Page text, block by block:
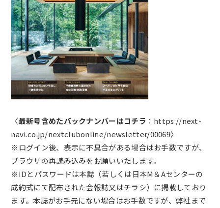
〈最新号含めたバックナンバーはコチラ ： https://next-
navi.co.jp/nextclubonline/newsletter/00069〉
※ログイン後、表示に不具合がある場合はお手数ですが、
ブラウザの再読み込みをお願いいたします。
※IDとパスワードは本誌（若しくは日本M＆Aセンターの
成約式にて配布された会報誌又はチラシ）に掲載しており
ます。本誌がお手元にない場合はお手数ですが、弊社まで